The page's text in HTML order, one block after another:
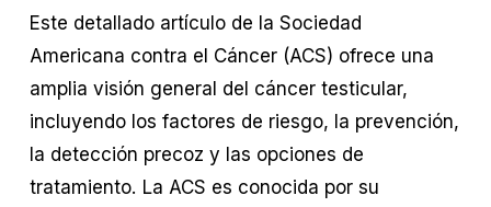
Este detallado artículo de la Sociedad
Americana contra el Cáncer (ACS) ofrece una
amplia visión general del cáncer testicular,
incluyendo los factores de riesgo, la prevención,
la detección precoz y las opciones de
tratamiento. La ACS es conocida por su